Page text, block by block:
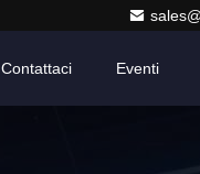
Contattaci Eventi